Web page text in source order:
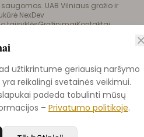
UAB Vilniaus grožio ir
NexDev
taisyklėsGrąžinimaiKontaktai
užtikrintume geriausią naršymo
reikalingi svetainės veikimui.
padeda tobulinti mūsų
– Privatumo politikoje.